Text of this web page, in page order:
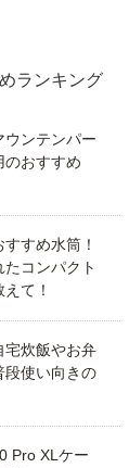
ランキング
ウンテンパー
のおすすめ
すめ水筒！
コンパクト
て！
宅炊飯やお弁
段使い向きの
Pro XLケー